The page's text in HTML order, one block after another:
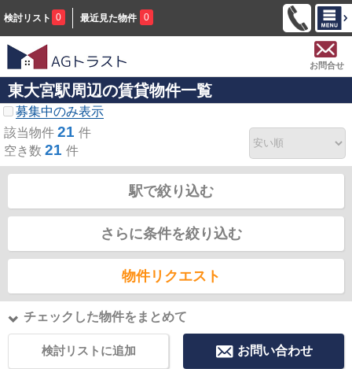
検討リスト 0 最近見た物件 0
お問合せ
東大宮駅周辺の賃貸物件一覧
募集中のみ表示
該当物件 21 件
空き数 21 件
駅で絞り込む
さらに条件を絞り込む
物件リクエスト
チェックした物件をまとめて
検討リストに追加 お問い合わせ